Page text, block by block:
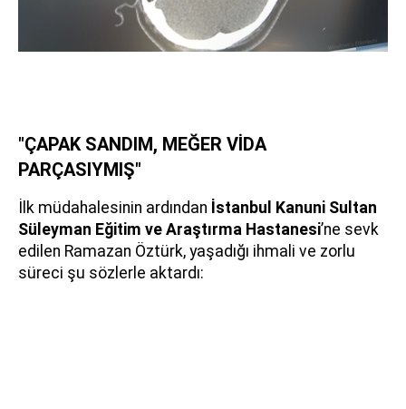
"ÇAPAK SANDIM, MEĞER VİDA
PARÇASIYMIŞ"
İlk müdahalesinin ardından İstanbul Kanuni Sultan
Süleyman Eğitim ve Araştırma Hastanesi’ne sevk
edilen Ramazan Öztürk, yaşadığı ihmali ve zorlu
süreci şu sözlerle aktardı: